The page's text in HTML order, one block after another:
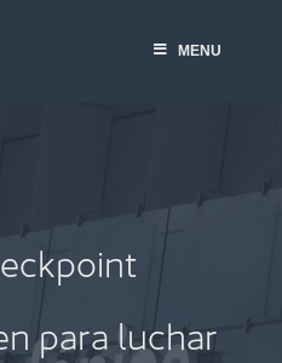
MENU
para luchar